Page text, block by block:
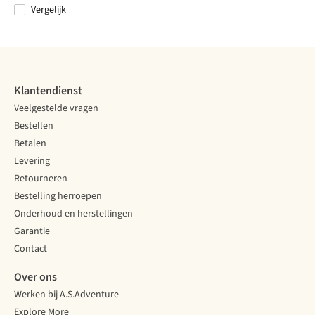
Vergelijk
Klantendienst
Veelgestelde vragen
Bestellen
Betalen
Levering
Retourneren
Bestelling herroepen
Onderhoud en herstellingen
Garantie
Contact
Over ons
Werken bij A.S.Adventure